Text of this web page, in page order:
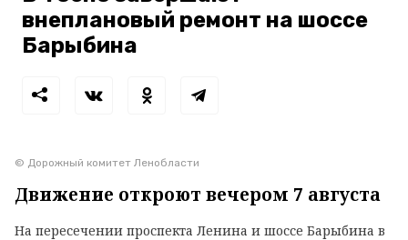
внеплановый ремонт на шоссе
Барыбина
© Дорожный комитет Ленобласти
Движение откроют вечером 7 августа
На пересечении проспекта Ленина и шоссе Барыбина в